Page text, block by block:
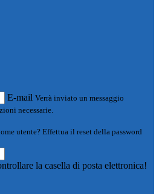
E-mail Verrà inviato un messaggio
necessarie.
utente? Effettua il reset della password
la casella di posta elettronica!